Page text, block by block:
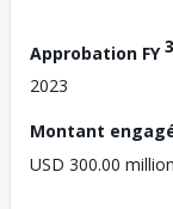
Approbation FY3
2023
Montant
USD 300.00